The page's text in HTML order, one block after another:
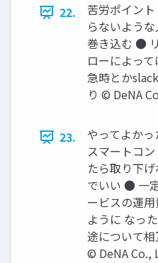
22.
苦労ポイン
らないよう
巻き込む ●
ローによっ
急時とか
り © DeNA
23.
やってよか
スマートコ
たら取り下
でいい ● ⼀
ービスの運
ように なっ
途について相
© DeNA Co.,